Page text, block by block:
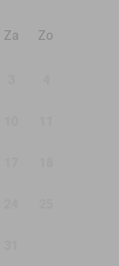
Za Zo